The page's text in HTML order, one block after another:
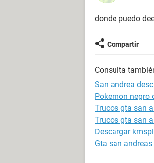
donde puedo
Compartir
Consulta
San andrea
Pokemon negro
Trucos gta san
Trucos gta san
Descargar
Gta san